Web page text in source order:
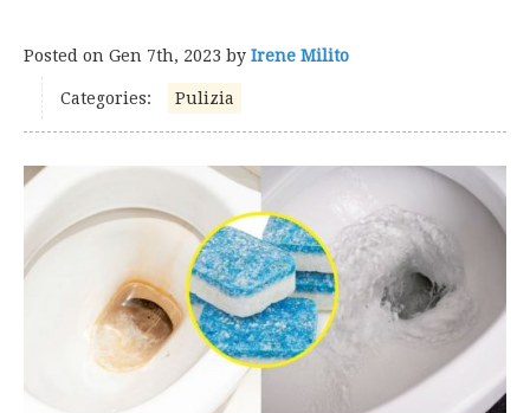
Posted on Gen 7th, 2023 by Irene Milito
Categories: Pulizia